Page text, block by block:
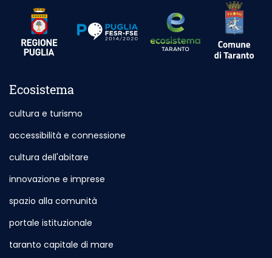
Sito esterno - Apertura in nuova scheda
Sito esterno - Apertura in nuova scheda
Sito
Ecosistema
cultura e turismo
accessibilità e connessione
cultura dell'abitare
innovazione e imprese
spazio alla comunità
portale istituzionale
taranto capitale di mare